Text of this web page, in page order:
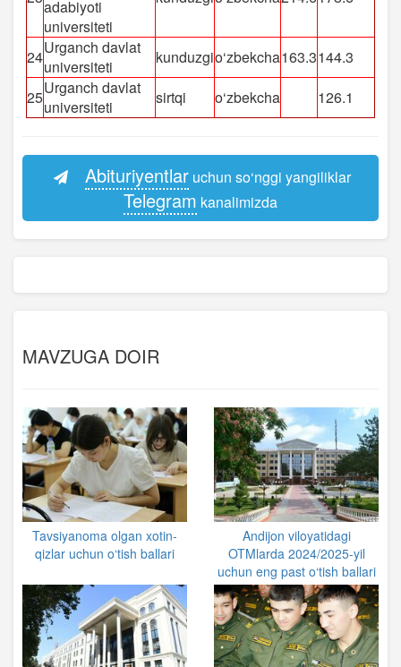
adabiyoti
universiteti
24Urganch davlat
universiteti
kunduzgio‘zbekcha163.3144.3
25Urganch davlat
universiteti
sirtqi o‘zbekcha 126.1
Abituriyentlaruchun so‘nggi yangiliklar
Telegram kanalimizda
MAVZUGA DOIR
Tavsiyanoma olgan xotin-
qizlar uchun o‘tish ballari
Andijon viloyatidagi
OTMlarda 2024/2025-yil
uchun eng past o‘tish ballari